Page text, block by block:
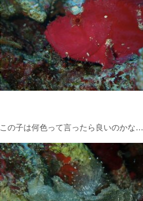
この子は何色って言ったら良いのかな…